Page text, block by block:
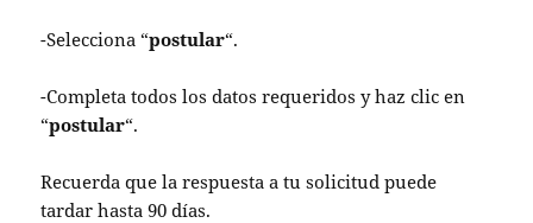
-Selecciona “postular“.
-Completa todos los datos requeridos y haz clic en
“postular“.
Recuerda que la respuesta a tu solicitud puede
tardar hasta 90 días.